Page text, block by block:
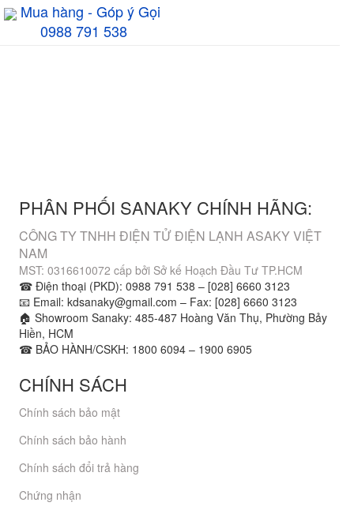
Mua hàng - Góp ý Gọi
0988 791 538
PHÂN PHỐI SANAKY CHÍNH HÃNG:
CÔNG TY TNHH ĐIỆN TỬ ĐIỆN LẠNH ASAKY VIỆT
NAM
MST: 0316610072 cấp bởi Sở kế Hoạch Đầu Tư TP.HCM
☎ Điện thoại (PKD): 0988 791 538 – [028] 6660 3123
📧 Email: kdsanaky@gmail.com – Fax: [028] 6660 3123
🏠 Showroom Sanaky: 485-487 Hoàng Văn Thụ, Phường Bảy
Hiền, HCM
☎ BẢO HÀNH/CSKH: 1800 6094 – 1900 6905
CHÍNH SÁCH
Chính sách bảo mật
Chính sách bảo hành
Chính sách đổi trả hàng
Chứng nhận